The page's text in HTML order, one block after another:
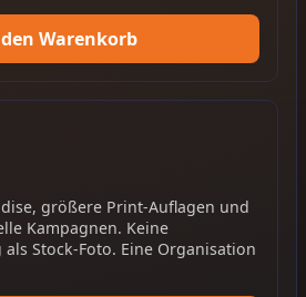
Warenkorb
größere Print-Auflagen und
Kampagnen. Keine
Stock-Foto. Eine Organisation